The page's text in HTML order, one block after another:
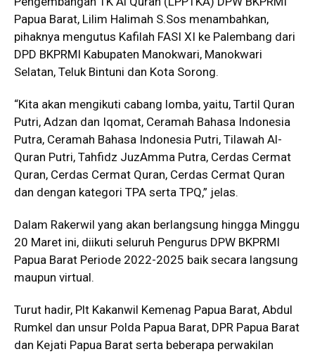
Papua Barat, Lilim Halimah S.Sos menambahkan,
pihaknya mengutus Kafilah FASI XI ke Palembang dari
DPD BKPRMI Kabupaten Manokwari, Manokwari
Selatan, Teluk Bintuni dan Kota Sorong.
“Kita akan mengikuti cabang lomba, yaitu, Tartil Quran
Putri, Adzan dan Iqomat, Ceramah Bahasa Indonesia
Putra, Ceramah Bahasa Indonesia Putri, Tilawah Al-
Quran Putri, Tahfidz JuzAmma Putra, Cerdas Cermat
Quran, Cerdas Cermat Quran, Cerdas Cermat Quran
dan dengan kategori TPA serta TPQ,” jelas.
Dalam Rakerwil yang akan berlangsung hingga Minggu
20 Maret ini, diikuti seluruh Pengurus DPW BKPRMI
Papua Barat Periode 2022-2025 baik secara langsung
maupun virtual.
Turut hadir, Plt Kakanwil Kemenag Papua Barat, Abdul
Rumkel dan unsur Polda Papua Barat, DPR Papua Barat
dan Kejati Papua Barat serta beberapa perwakilan